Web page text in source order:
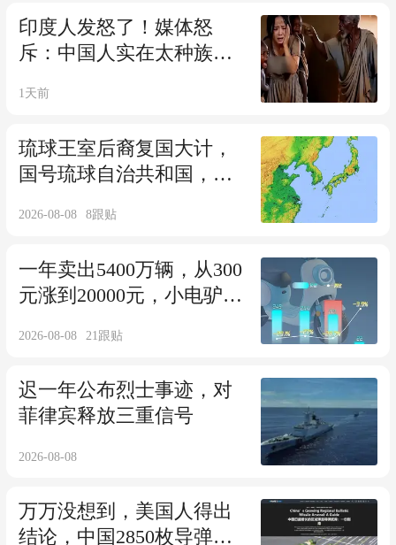
印度人发怒了！媒体怒
斥：中国人实在太种族歧
1天前
琉球王室后裔复国大计，
国号琉球自治共和国，要
2026-08-08 8跟贴
一年卖出5400万辆，从300
元涨到20000元，小电驴卖
2026-08-08 21跟贴
迟一年公布烈士事迹，对
菲律宾释放三重信号
2026-08-08
万万没想到，美国人得出
结论，中国2850枚导弹跟